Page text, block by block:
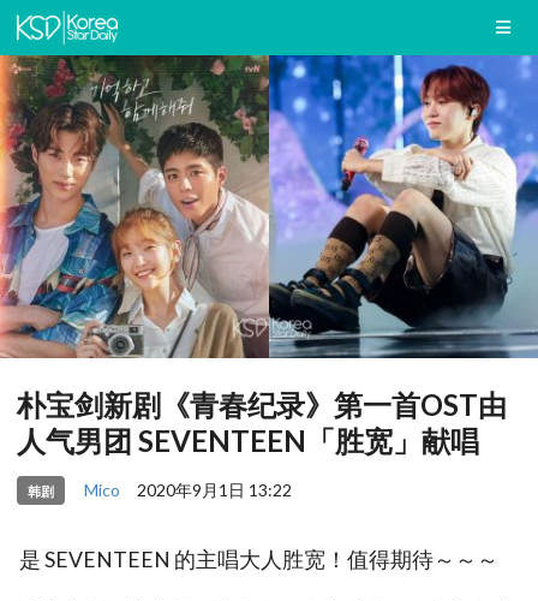
朴宝剑新剧《青春纪录》第一首OST由
人气男团 SEVENTEEN「胜宽」献唱
韩剧 Mico 2020年9月1日 13:22
是 SEVENTEEN 的主唱大人胜宽！值得期待～～～